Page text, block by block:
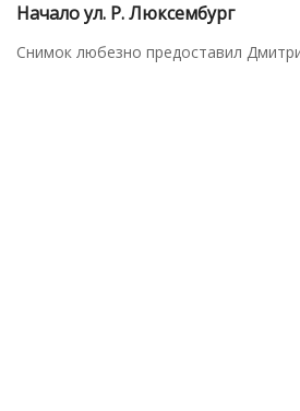
Начало ул. Р. Люксембург
Снимок любезно предоставил